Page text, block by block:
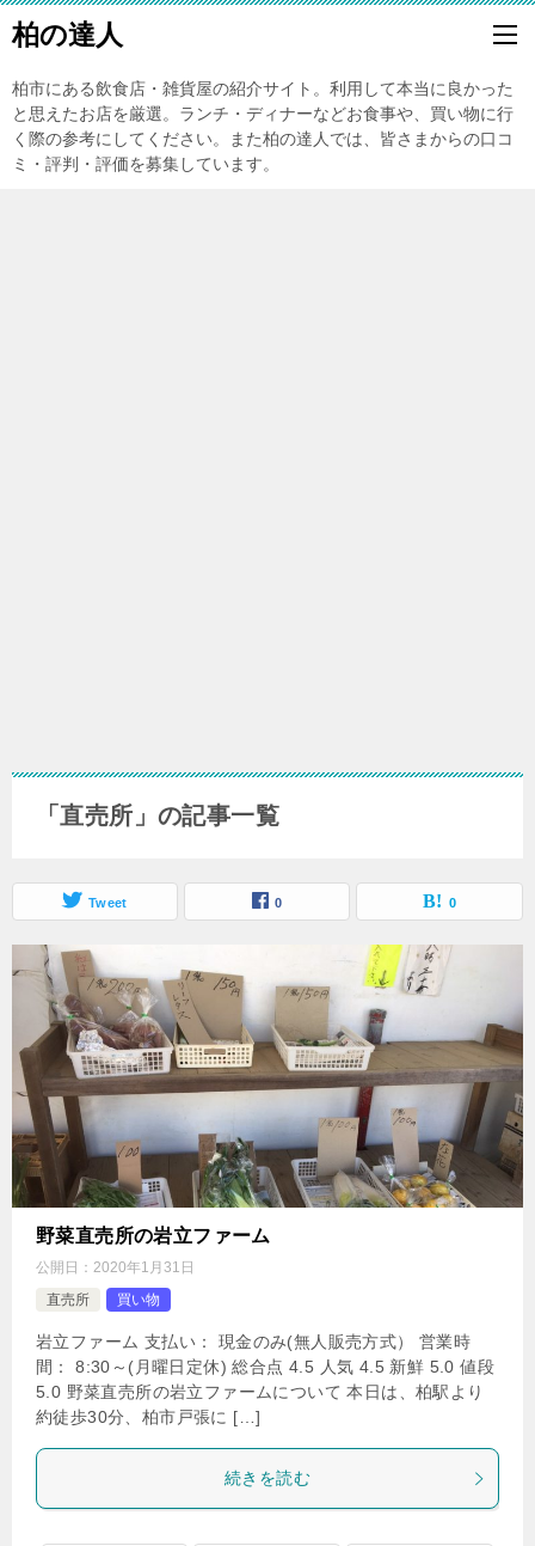
柏の達人
柏市にある飲食店・雑貨屋の紹介サイト。利用して本当に良かった
と思えたお店を厳選。ランチ・ディナーなどお食事や、買い物に行
く際の参考にしてください。また柏の達人では、皆さまからの口コ
ミ・評判・評価を募集しています。
「直売所」の記事一覧
Tweet 0 0
野菜直売所の岩立ファーム
公開日： 2020年1月31日
直売所
買い物
岩立ファーム 支払い： 現金のみ(無人販売方式） 営業時
間： 8:30～(月曜日定休) 総合点 4.5 人気 4.5 新鮮 5.0 値段
5.0 野菜直売所の岩立ファームについて 本日は、柏駅より
約徒歩30分、柏市戸張に […]
続きを読む